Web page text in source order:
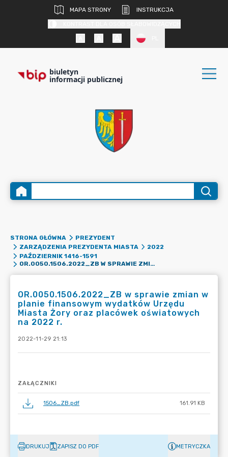
MAPA STRONY
INSTRUKCJA
biuletyn
informacji publicznej
STRONA GŁÓWNA
PREZYDENT
ZARZĄDZENIA PREZYDENTA MIASTA
2022
PAŹDZIERNIK 1416-1591
OR.0050.1506.2022_ZB W SPRAWIE ZMIAN W PLANIE FINANSOWYM WYDATKÓW URZĘDU MIASTA ŻORY ORAZ PLACÓWEK OŚWIATOWYCH NA 2022 R.
OR.0050.1506.2022_ZB w sprawie zmian w
planie finansowym wydatków Urzędu
Miasta Żory oraz placówek oświatowych
na 2022 r.
2022-11-29 21:13
ZAŁĄCZNIKI
1506_ZB.pdf 161.91 KB
DRUKUJ ZAPISZ DO PDF METRYCZKA